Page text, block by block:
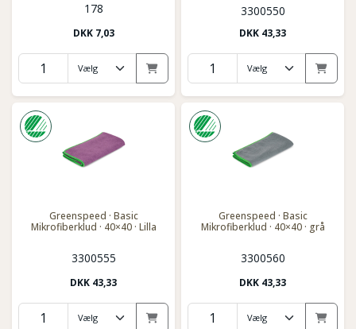
178
DKK 7,03
3300550
DKK 43,33
Greenspeed · Basic
Mikrofiberklud · 40×40 · Lilla
3300555
DKK 43,33
Greenspeed · Basic
Mikrofiberklud · 40×40 · grå
3300560
DKK 43,33